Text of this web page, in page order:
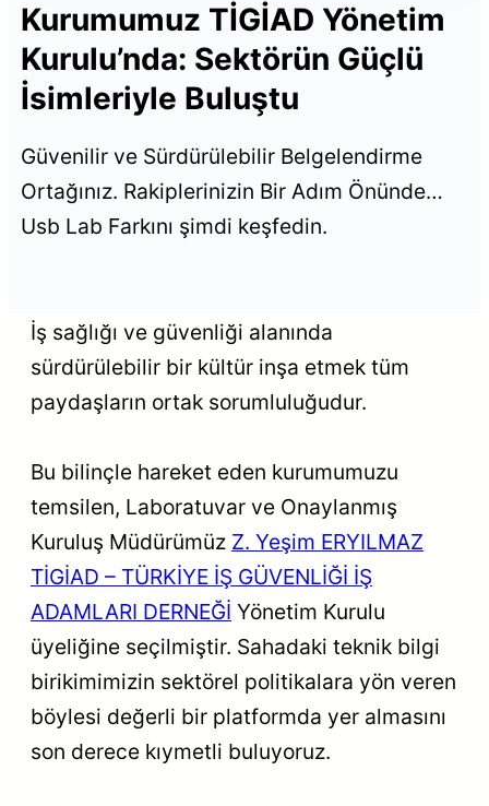
Kurumumuz TİGİAD Yönetim
Kurulu’nda: Sektörün Güçlü
İsimleriyle Buluştu
Güvenilir ve Sürdürülebilir Belgelendirme
Ortağınız. Rakiplerinizin Bir Adım Önünde…
Usb Lab Farkını şimdi keşfedin.
İş sağlığı ve güvenliği alanında
sürdürülebilir bir kültür inşa etmek tüm
paydaşların ortak sorumluluğudur.
Bu bilinçle hareket eden kurumumuzu
temsilen, Laboratuvar ve Onaylanmış
Kuruluş Müdürümüz Z. Yeşim ERYILMAZ
TİGİAD – TÜRKİYE İŞ GÜVENLİĞİ İŞ
ADAMLARI DERNEĞİ Yönetim Kurulu
üyeliğine seçilmiştir. Sahadaki teknik bilgi
birikimimizin sektörel politikalara yön veren
böylesi değerli bir platformda yer almasını
son derece kıymetli buluyoruz.